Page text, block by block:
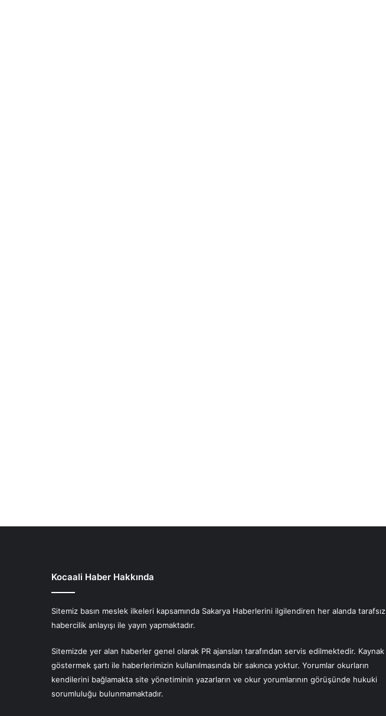
Kocaali Haber Hakkında
Sitemiz basın meslek ilkeleri kapsamında Sakarya Haberlerini ilgilendiren her alanda tarafsız
habercilik anlayışı ile yayın yapmaktadır.
Sitemizde yer alan haberler genel olarak PR ajansları tarafından servis edilmektedir. Kaynak
göstermek şartı ile haberlerimizin kullanılmasında bir sakınca yoktur. Yorumlar okurların
kendilerini bağlamakta site yönetiminin yazarların ve okur yorumlarının görüşünde hukuki
sorumluluğu bulunmamaktadır.